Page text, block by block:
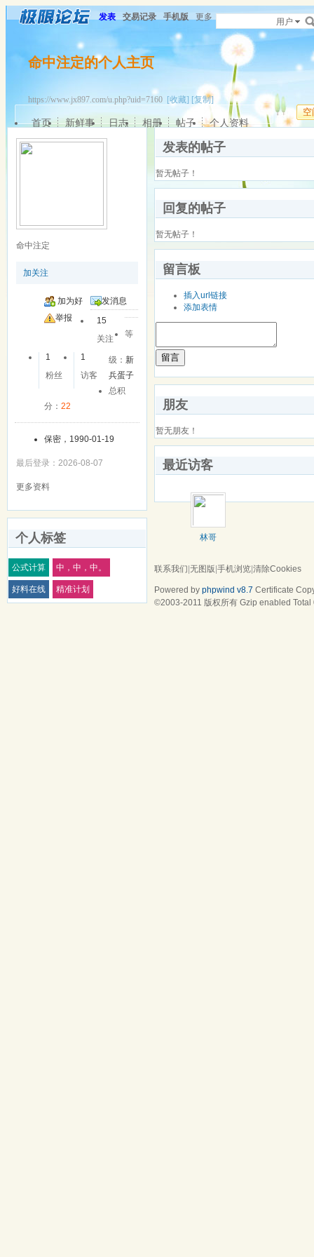
发表 交易记录 手机版 更多 用户
命中注定的个人主页
https://www.jx897.com/u.php?uid=7160 [收藏] [复制]
空
首页 新鲜事 日志 相册 帖子 个人资料
命中注定
加关注
加为好
友
发消息
举报
15
关注
1
粉丝
1
访客
等
级：新
兵蛋子
总积
分： 22
保密，1990-01-19
最后登录：2026-08-07
更多资料
个人标签
公式计算 中，中，中。
好料在线 精准计划
发表的帖子
暂无帖子！
回复的帖子
暂无帖子！
留言板
插入url链接
添加表情
留言
朋友
暂无朋友！
最近访客
林哥
联系我们 无图版 手机浏览 清除Cookies
Powered by phpwind v8.7 Certificate
©2003-2011 版权所有 Gzip enabled Total